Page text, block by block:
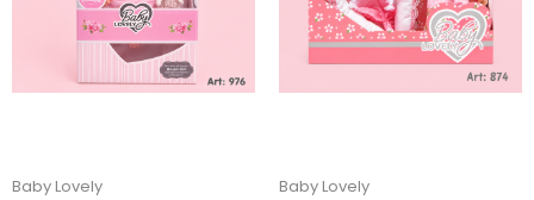
Baby Lovely Baby Lovely